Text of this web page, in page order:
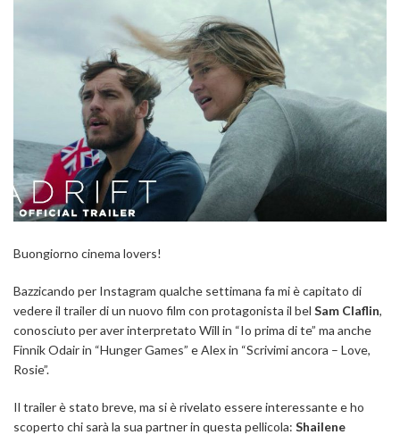
Buongiorno cinema lovers!
Bazzicando per Instagram qualche settimana fa mi è capitato di
vedere il trailer di un nuovo film con protagonista il bel Sam Claflin,
conosciuto per aver interpretato Will in “Io prima di te” ma anche
Finnik Odair in “Hunger Games” e Alex in “Scrivimi ancora – Love,
Rosie”.
Il trailer è stato breve, ma si è rivelato essere interessante e ho
scoperto chi sarà la sua partner in questa pellicola: Shailene